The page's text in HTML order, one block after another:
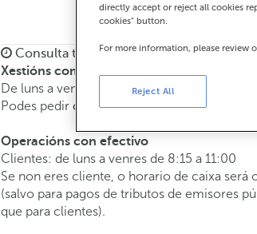
Consulta todos os horarios
Xestións comerciais
De luns a venres de 8:15 a 14:00.
Podes pedir cita previae atenderémoste o
Operacións con efectivo
Clientes: de luns a venres de 8:15 a 11:00
Se non eres cliente, o horario de caixa será
(salvo para pagos de tributos de emisores
que para clientes).
directly accept or reject all cookies
cookies" button.
For more information, please review
Reject All